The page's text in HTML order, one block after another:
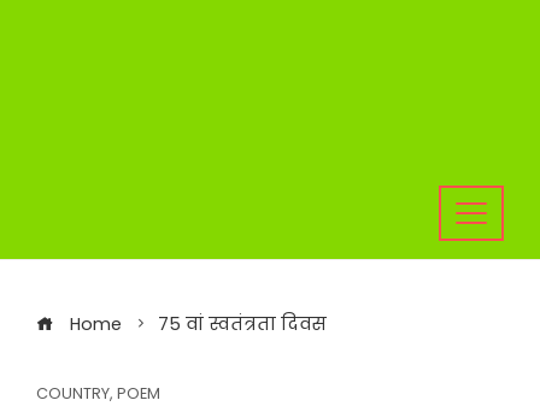
Home 75 वां स्वतंत्रता दिवस
COUNTRY, POEM